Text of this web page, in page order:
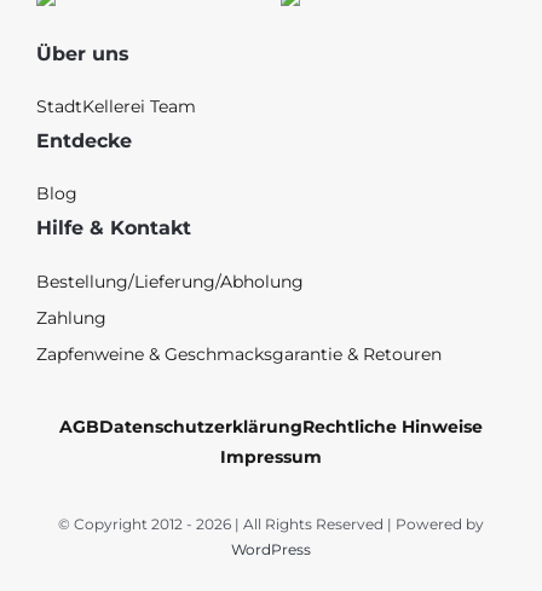
Über uns
StadtKellerei Team
Entdecke
Blog
Hilfe & Kontakt
Bestellung/Lieferung/Abholung
Zahlung
Zapfenweine & Geschmacksgarantie & Retouren
AGBDatenschutzerklärungRechtliche Hinweise
Impressum
© Copyright 2012 - 2026 | All Rights Reserved | Powered by
WordPress